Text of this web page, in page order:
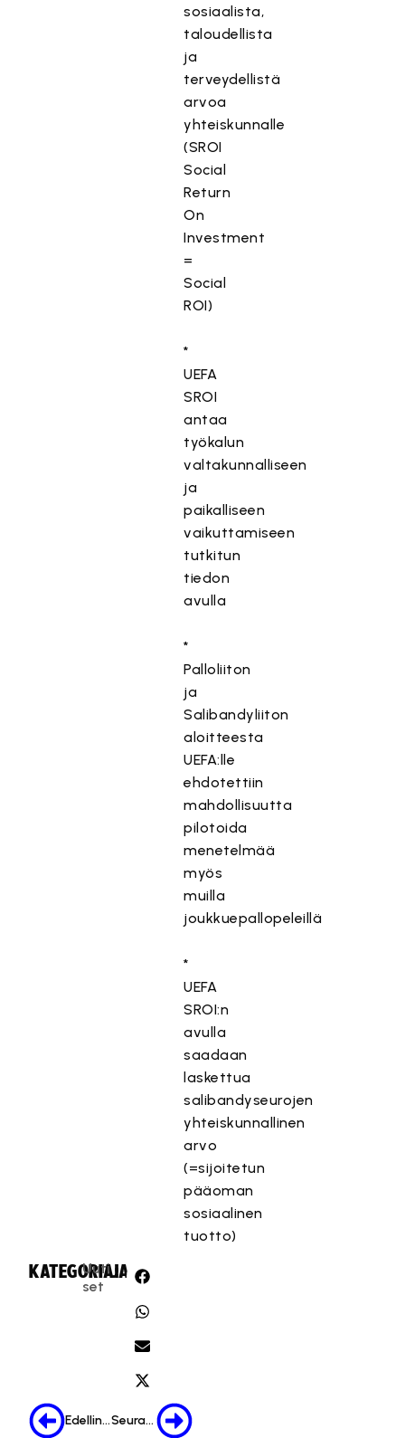
sosiaalista,
taloudellista
ja
terveydellistä
arvoa
yhteiskunnalle
(SROI
Social
Return
On
Investment
=
Social
ROI)
*
UEFA
SROI
antaa
työkalun
valtakunnalliseen
ja
paikalliseen
vaikuttamiseen
tutkitun
tiedon
avulla
*
Palloliiton
ja
Salibandyliiton
aloitteesta
UEFA:lle
ehdotettiin
mahdollisuutta
pilotoida
menetelmää
myös
muilla
joukkuepallopeleillä
*
UEFA
SROI:n
avulla
saadaan
laskettua
salibandyseurojen
yhteiskunnallinen
arvo
(=sijoitetun
pääoman
sosiaalinen
tuotto)
KATEGORIA:
Uuti
set
JAA:
Edellinen Seuraava